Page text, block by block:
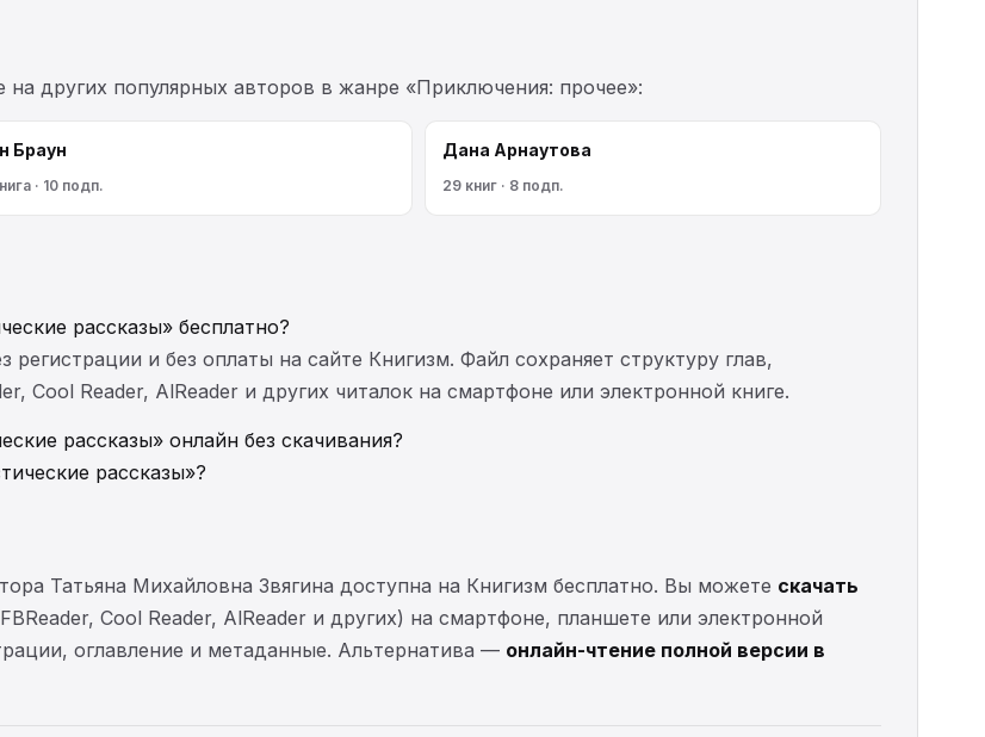
других популярных авторов в жанре «Приключения: прочее»:
Браун
· 10 подп.
Дана Арнаутова
29 книг · 8 подп.
рассказы» бесплатно?
и без оплаты на сайте Книгизм. Файл сохраняет структуру глав,
Cool Reader, AlReader и других читалок на смартфоне или электронной книге.
рассказы» онлайн без скачивания?
рассказы»?
Татьяна Михайловна Звягина доступна на Книгизм бесплатно. Вы можете скачать
Cool Reader, AlReader и других) на смартфоне, планшете или электронной
оглавление и метаданные. Альтернатива — онлайн-чтение полной версии в